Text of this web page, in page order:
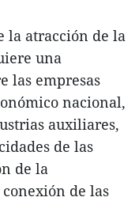
la atracción de la
una
las empresas
nacional,
auxiliares,
de las
de la
de las